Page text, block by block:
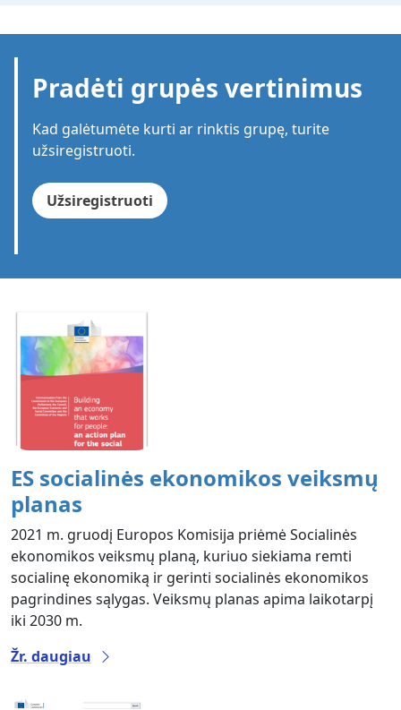
Pradėti grupės vertinimus
Kad galėtumėte kurti ar rinktis grupę, turite
užsiregistruoti.
Užsiregistruoti
ES socialinės ekonomikos veiksmų
planas
2021 m. gruodį Europos Komisija priėmė Socialinės
ekonomikos veiksmų planą, kuriuo siekiama remti
socialinę ekonomiką ir gerinti socialinės ekonomikos
pagrindines sąlygas. Veiksmų planas apima laikotarpį
iki 2030 m.
Žr. daugiau